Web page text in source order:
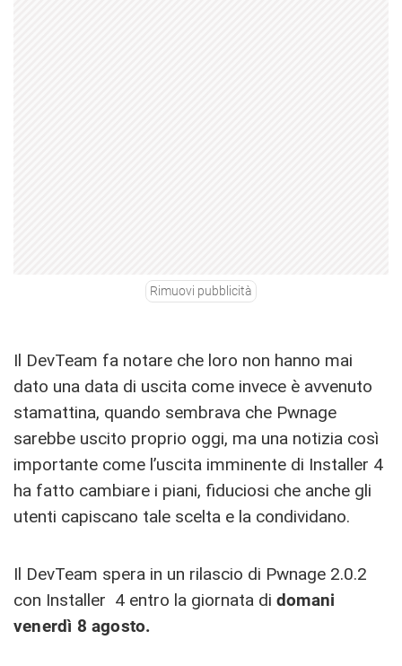
Rimuovi pubblicità
Il DevTeam fa notare che loro non hanno mai
dato una data di uscita come invece è avvenuto
stamattina, quando sembrava che Pwnage
sarebbe uscito proprio oggi, ma una notizia così
importante come l’uscita imminente di Installer 4
ha fatto cambiare i piani, fiduciosi che anche gli
utenti capiscano tale scelta e la condividano.
Il DevTeam spera in un rilascio di Pwnage 2.0.2
con Installer 4 entro la giornata di domani
venerdì 8 agosto.